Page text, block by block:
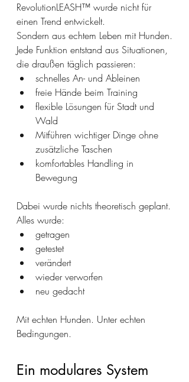
RevolutionLEASH™ wurde nicht für
einen Trend entwickelt.
Sondern aus echtem Leben mit Hunden.
Jede Funktion entstand aus Situationen,
die draußen täglich passieren:
schnelles An- und Ableinen
freie Hände beim Training
flexible Lösungen für Stadt und
Wald
Mitführen wichtiger Dinge ohne
zusätzliche Taschen
komfortables Handling in
Bewegung
Dabei wurde nichts theoretisch geplant.
Alles wurde:
getragen
getestet
verändert
wieder verworfen
neu gedacht
Mit echten Hunden. Unter echten
Bedingungen.
Ein modulares System